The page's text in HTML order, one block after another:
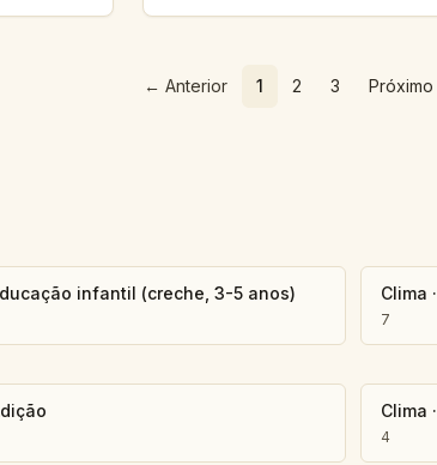
← Anterior 1 2 3 Próximo
infantil (creche, 3-5 anos) Clima ·
7
Clima ·
4